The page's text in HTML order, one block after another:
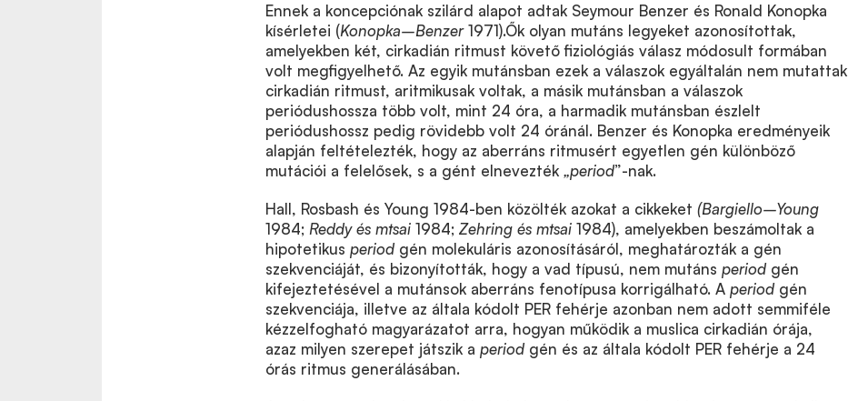
Ennek a koncepciónak szilárd alapot adtak Seymour Benzer és Ronald Konopka
kísérletei (Konopka–Benzer1971).Ők olyan mutáns legyeket azonosítottak,
amelyekben két, cirkadián ritmust követő fiziológiás válasz módosult formában
volt megfigyelhető. Az egyik mutánsban ezek a válaszok egyáltalán nem mutattak
cirkadián ritmust, aritmikusak voltak, a másik mutánsban a válaszok
periódushossza több volt, mint 24 óra, a harmadik mutánsban észlelt
periódushossz pedig rövidebb volt 24 óránál. Benzer és Konopka eredményeik
alapján feltételezték, hogy az aberráns ritmusért egyetlen gén különböző
mutációi a felelősek, s a gént elnevezték „period”-nak.
Hall, Rosbash és Young 1984-ben közölték azokat a cikkeket (Bargiello–Young
1984; Reddy és mtsai 1984; Zehring és mtsai 1984), amelyekben beszámoltak a
hipotetikus period gén molekuláris azonosításáról, meghatározták a gén
szekvenciáját, és bizonyították, hogy a vad típusú, nem mutáns period gén
kifejeztetésével a mutánsok aberráns fenotípusa korrigálható. A period gén
szekvenciája, illetve az általa kódolt PER fehérje azonban nem adott semmiféle
kézzelfogható magyarázatot arra, hogyan működik a muslica cirkadián órája,
azaz milyen szerepet játszik a period gén és az általa kódolt PER fehérje a 24
órás ritmus generálásában.